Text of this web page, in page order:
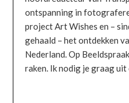
ontspanning in
project Art Wishes en –
gehaald – het ontdekken
Nederland. Op
raken. Ik nodig je graag uit